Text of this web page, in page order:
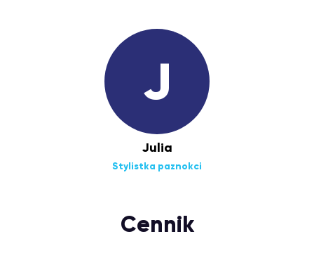
J
Julia
Stylistka paznokci
Cennik